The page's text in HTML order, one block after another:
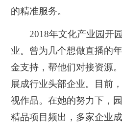
的精准服务。
2018年文化产业园开园
业。曾为几个想做直播的
金支持，帮他们对接资源
展成行业头部企业。目前
视作品。在她的努力下，
精品项目频出，多家企业